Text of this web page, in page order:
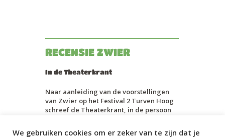
RECENSIE ZWIER
In de Theaterkrant
Naar aanleiding van de voorstellingen
van Zwier op het Festival 2 Turven Hoog
schreef de Theaterkrant, in de persoon
recensie. U leest hem
hier
We gebruiken cookies om er zeker van te zijn dat je